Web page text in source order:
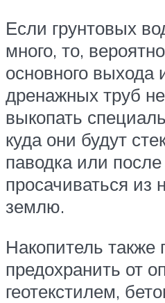
Если грунтовых
много, то,
основного выхода
дренажных труб
выкопать
куда они будут
паводка или
просачиваться из
землю.
Накопитель также
предохранить от
геотекстилем,